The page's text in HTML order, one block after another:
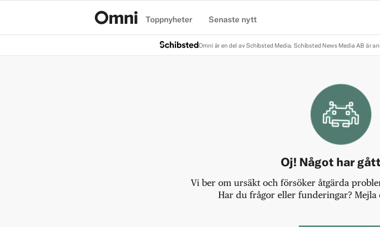
Toppnyheter Senaste nytt
Omni är en del av Schibsted Media. Schibsted News Media AB är
Oj! Något har
Vi ber om ursäkt och försöker åtgärda
Har du frågor eller funderingar? Mejla